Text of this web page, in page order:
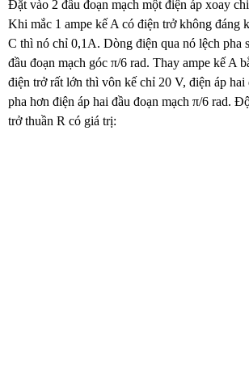
Đặt vào 2 đầu đoạn mạch một điện áp xoay
Khi mắc 1 ampe kế A có điện trở không đáng
C thì nó chỉ 0,1A. Dòng điện qua nó lệch pha
đầu đoạn mạch góc π/6 rad. Thay ampe kế A
điện trở rất lớn thì vôn kế chỉ 20 V, điện áp hai
pha hơn điện áp hai đầu đoạn mạch π/6 rad.
trở thuần R có giá trị: